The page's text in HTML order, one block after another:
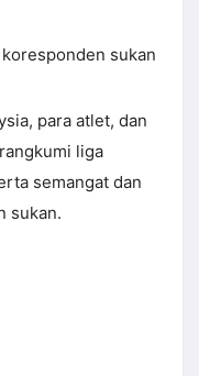
sukan
para atlet, dan
liga
semangat dan
sukan.